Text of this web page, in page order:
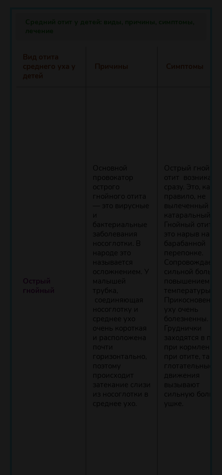
Вид отита
среднего уха у
детей
Причины Симптомы
Острый
гнойный
Основной
провокатор
острого
гнойного отита
— это вирусные
и
бактериальные
заболевания
носоглотки. В
народе это
называется
осложнением. У
малышей
трубка,
соединяющая
носоглотку и
среднее ухо
очень короткая
и расположена
почти
горизонтально,
поэтому
происходит
затекание слизи
из носоглотки в
среднее ухо.
Острый
отит возникает
сразу. Это, как
правило, не
вылеченный
катаральный
Гнойный отит —
это нарыв на
барабанной
перепонке.
сильной болью
повышением
температуры.
Прикосновения
уху очень
болезненны.
Груднички
заходятся в
при кормлении
при отите, так
глотательные
движения
вызывают
сильную боль в
ушке.